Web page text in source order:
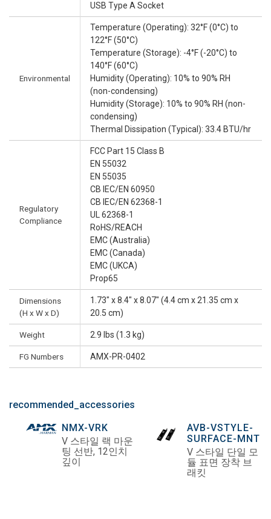
USB Type A Socket
Environmental
Temperature (Operating): 32°F (0°C) to
122°F (50°C)
Temperature (Storage): -4°F (-20°C) to
140°F (60°C)
Humidity (Operating): 10% to 90% RH
(non-condensing)
Humidity (Storage): 10% to 90% RH (non-
condensing)
Thermal Dissipation (Typical): 33.4 BTU/hr
Regulatory
Compliance
FCC Part 15 Class B
EN 55032
EN 55035
CB IEC/EN 60950
CB IEC/EN 62368-1
UL 62368-1
RoHS/REACH
EMC (Australia)
EMC (Canada)
EMC (UKCA)
Prop65
Dimensions
(H x W x D)
1.73" x 8.4" x 8.07" (4.4 cm x 21.35 cm x
20.5 cm)
Weight 2.9 lbs (1.3 kg)
FG Numbers AMX-PR-0402
recommended_accessories
NMX-VRK
V 스타일 랙 마운
팅 선반, 12인치
깊이
AVB-VSTYLE-
SURFACE-MNT
V 스타일 단일 모
듈 표면 장착 브
래킷